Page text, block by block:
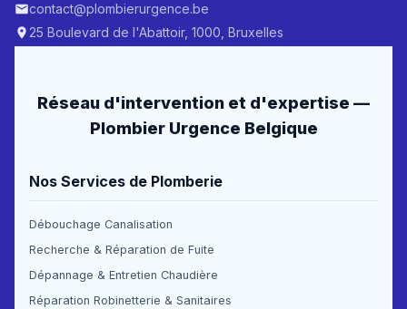
contact@plombierurgence.be
25 Boulevard de l'Abattoir, 1000, Bruxelles
Réseau d'intervention et d'expertise —
Plombier Urgence Belgique
Nos Services de Plomberie
Débouchage Canalisation
Recherche & Réparation de Fuite
Dépannage & Entretien Chaudière
Réparation Robinetterie & Sanitaires